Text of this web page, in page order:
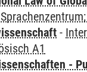
-
A1
-